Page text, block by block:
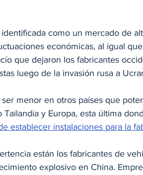
como un mercado de
económicas, al igual
que dejaron los fabricantes
luego de la invasión rusa a
menor en otros países que
Tailandia y Europa, esta última
establecer instalaciones para la
están los fabricantes de
explosivo en China.